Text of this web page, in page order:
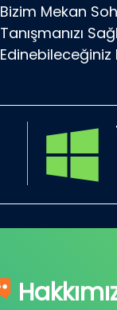
Bizim Mekan
Tanışmanızı